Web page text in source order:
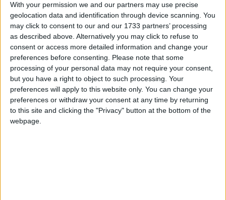
With your permission we and our partners may use precise
geolocation data and identification through device scanning. You
may click to consent to our and our 1733 partners’ processing
as described above. Alternatively you may click to refuse to
consent or access more detailed information and change your
preferences before consenting.
Please note that some
processing of your personal data may not require your consent,
but you have a right to object to such processing. Your
preferences will apply to this website only. You can change your
preferences or withdraw your consent at any time by returning
to this site and clicking the "Privacy" button at the bottom of the
webpage.
personnalités politiques dont le ministre des
télécommunications Ahmed Djaffar est aux premières loges.
Ce dernier a tendu sa main au chef de l’Etat. Azali Assoumani
l’a littéralement snobé et s’est tourné vers d’autres personnes
derrière lui.
Il reviendra quelques instants après réparer
« l’incident » en serrant la main à Djaffar ainsi qu’aux autres
personnalités présentes avant de partir en conseil des
ministres à Dar Nour, l’équivalent du palais de Beit-Salam à
Anjouan.